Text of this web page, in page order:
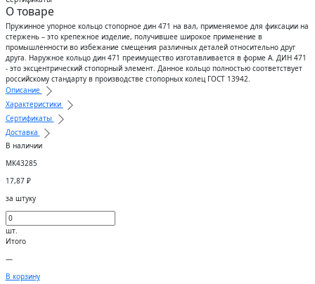
О товаре
Пружинное упорное кольцо стопорное дин 471 на вал, применяемое для фиксации на
стержень – это крепежное изделие, получившее широкое применение в
промышленности во избежание смещения различных деталей относительно друг
друга. Наружное кольцо дин 471 преимущество изготавливается в форме А. ДИН 471
- это эксцентрический стопорный элемент. Данное кольцо полностью соответствует
российскому стандарту в производстве стопорных колец ГОСТ 13942.
Описание
Характеристики
Сертификаты
Доставка
В наличии
МК43285
17,87₽
за штуку
шт.
Итого
—
В корзину